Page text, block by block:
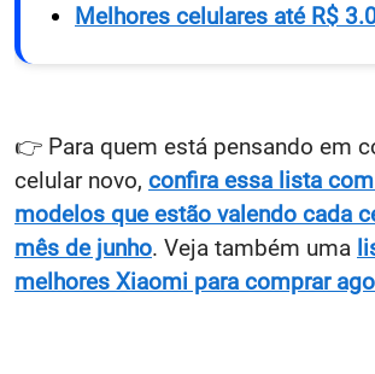
Melhores celulares até R$
👉 Para quem está pensando em
celular novo, confira essa lista
modelos que estão valendo cada
mês de junho. Veja também uma
melhores Xiaomi para comprar